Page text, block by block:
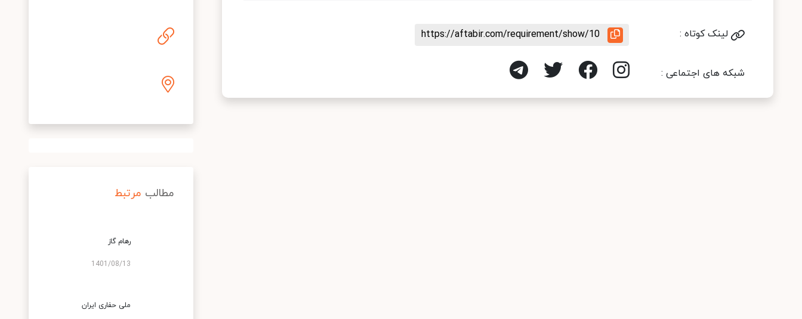
لینک کوتاه : https://aftabir.com/requirement/show/10
شبکه های اجتماعی :
مطالب مرتبط
رهام گاز
1401/08/13
ملی حفاری ایران